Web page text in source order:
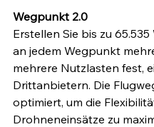
Wegpunkt 2.0
Erstellen Sie bis zu
an jedem Wegpunkt
mehrere Nutzlasten fest,
Drittanbietern. Die
optimiert, um die
Drohneneinsätze zu